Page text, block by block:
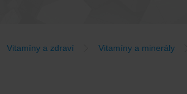
Vitamíny a zdraví Vitamíny a minerály